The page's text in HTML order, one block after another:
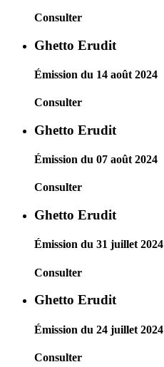
Consulter
Ghetto Erudit
Émission du 14 août 2024
Consulter
Ghetto Erudit
Émission du 07 août 2024
Consulter
Ghetto Erudit
Émission du 31 juillet 2024
Consulter
Ghetto Erudit
Émission du 24 juillet 2024
Consulter